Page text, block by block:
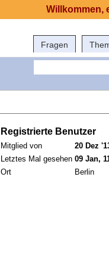
Fragen
Registrierte Benutzer
Mitglied von
20 Dez
Letztes Mal gesehen 09 Jan,
Ort
Berlin
Willkommen,